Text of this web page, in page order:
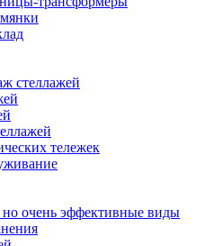
стеллажей
тележек
очень эффективные виды